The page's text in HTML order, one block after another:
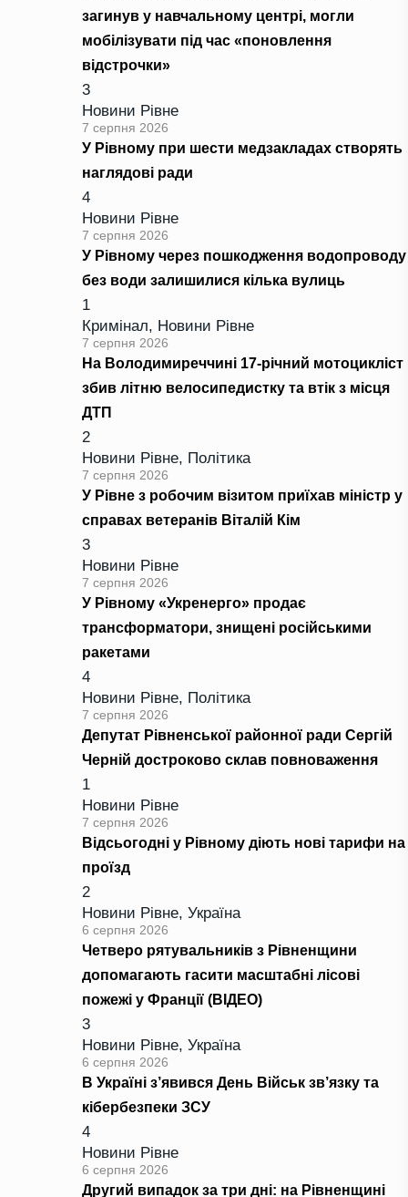
загинув у навчальному центрі, могли
мобілізувати під час «поновлення
відстрочки»
3
Новини Рівне
7 серпня 2026
У Рівному при шести медзакладах створять
наглядові ради
4
Новини Рівне
7 серпня 2026
У Рівному через пошкодження водопроводу
без води залишилися кілька вулиць
1
Кримінал, Новини Рівне
7 серпня 2026
На Володимиреччині 17-річний мотоцикліст
збив літню велосипедистку та втік з місця
ДТП
2
Новини Рівне, Політика
7 серпня 2026
У Рівне з робочим візитом приїхав міністр у
справах ветеранів Віталій Кім
3
Новини Рівне
7 серпня 2026
У Рівному «Укренерго» продає
трансформатори, знищені російськими
ракетами
4
Новини Рівне, Політика
7 серпня 2026
Депутат Рівненської районної ради Сергій
Черній достроково склав повноваження
1
Новини Рівне
7 серпня 2026
Відсьогодні у Рівному діють нові тарифи на
проїзд
2
Новини Рівне, Україна
6 серпня 2026
Четверо рятувальників з Рівненщини
допомагають гасити масштабні лісові
пожежі у Франції (ВІДЕО)
3
Новини Рівне, Україна
6 серпня 2026
В Україні з’явився День Військ зв’язку та
кібербезпеки ЗСУ
4
Новини Рівне
6 серпня 2026
Другий випадок за три дні: на Рівненщині